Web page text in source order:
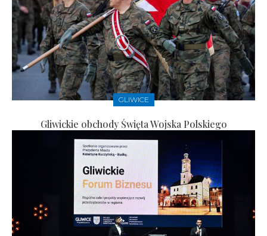
GLIWICE
Gliwickie obchody Święta Wojska Polskiego